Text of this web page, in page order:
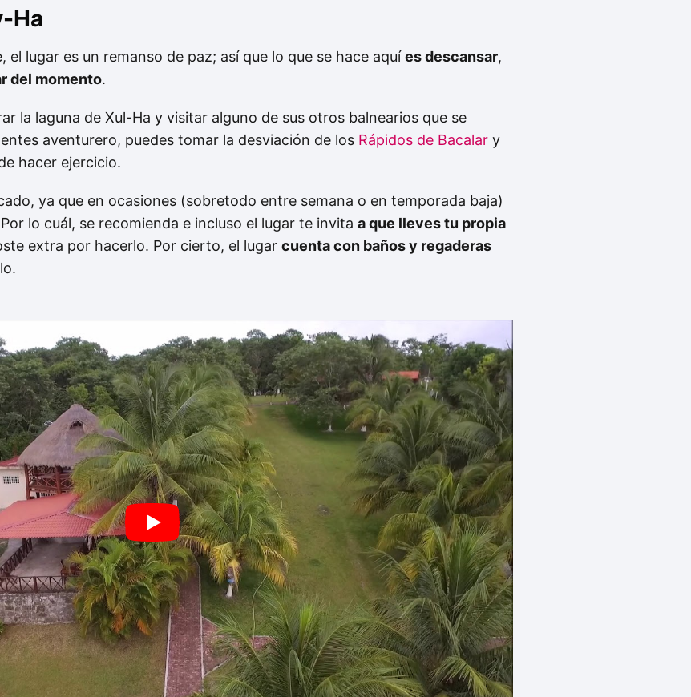
Ha
lugar es un remanso de paz; así que lo que se hace aquíes descansar,
del momento.
la laguna de Xul-Ha y visitar alguno de sus otros balnearios que se
aventurero, puedes tomar la desviación de los Rápidos de Bacalar y
hacer ejercicio.
ya que en ocasiones (sobretodo entre semana o en temporada baja)
lo cuál, se recomienda e incluso el lugar te invita a que lleves tu propia
extra por hacerlo. Por cierto, el lugar cuenta con baños y regaderas